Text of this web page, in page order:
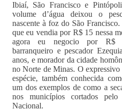
Ibiaí, São Francisco e
volume d’água deixou o
nascente à foz do São
que eu vendia por R$ 15 nessa
agora eu negocio por R$
barranqueiro e pescador
anos, e morador da cidade
no Norte de Minas. O
espécie, também conhecida
um dos exemplos de como a
nos municípios cortados
Nacional.